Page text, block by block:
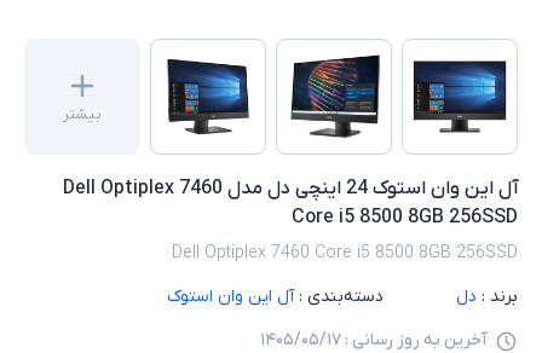
بیشتر
آل این وان استوک 24 اینچی دل مدل Dell Optiplex 7460
Core i5 8500 8GB 256SSD
Dell Optiplex 7460 Core i5 8500 8GB 256SSD
برند : دل دسته‌بندی : آل این وان استوک
آخرین به روز رسانی : ۱۴۰۵/۰۵/۱۷